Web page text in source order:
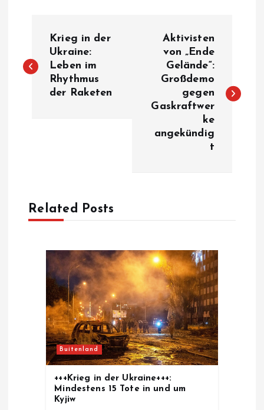
o
v
Krieg in der
Ukraine:
Leben im
Rhythmus
der Raketen
Aktivisten
von „Ende
Gelände“:
Großdemo
gegen
Gaskraftwer
ke
angekündig
t
Related Posts
Buitenland
+++Krieg in der Ukraine+++:
Mindestens 15 Tote in und um
Kyjiw